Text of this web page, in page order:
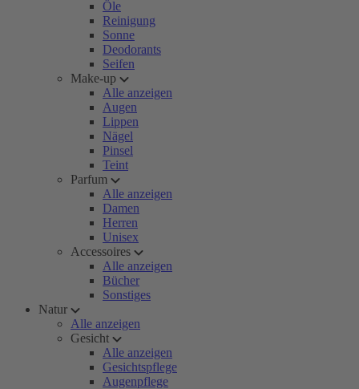
Öle
Reinigung
Sonne
Deodorants
Seifen
Make-up
Alle anzeigen
Augen
Lippen
Nägel
Pinsel
Teint
Parfum
Alle anzeigen
Damen
Herren
Unisex
Accessoires
Alle anzeigen
Bücher
Sonstiges
Natur
Alle anzeigen
Gesicht
Alle anzeigen
Gesichtspflege
Augenpflege